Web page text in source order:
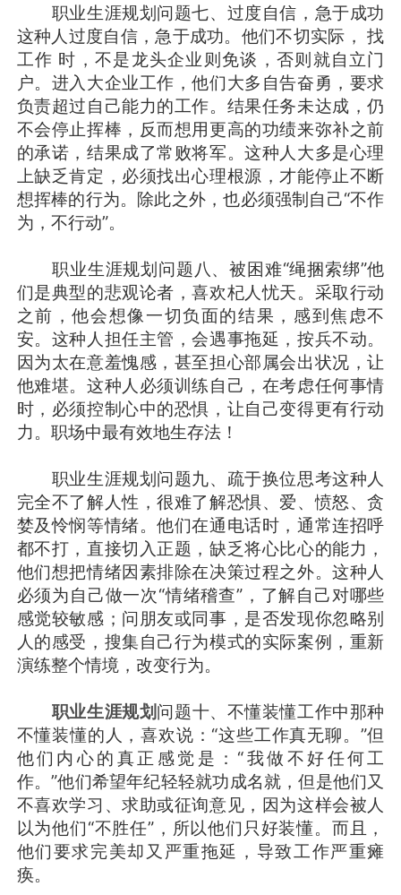
职业生涯规划问题七、过度自信，急于成功
这种人过度自信，急于成功。他们不切实际， 找
工作 时，不是龙头企业则免谈，否则就自立门
户。进入大企业工作，他们大多自告奋勇，要求
负责超过自己能力的工作。结果任务未达成，仍
不会停止挥棒，反而想用更高的功绩来弥补之前
的承诺，结果成了常败将军。这种人大多是心理
上缺乏肯定，必须找出心理根源，才能停止不断
想挥棒的行为。除此之外，也必须强制自己“不作
为，不行动”。
职业生涯规划问题八、被困难“绳捆索绑”他
们是典型的悲观论者，喜欢杞人忧天。采取行动
之前，他会想像一切负面的结果，感到焦虑不
安。这种人担任主管，会遇事拖延，按兵不动。
因为太在意羞愧感，甚至担心部属会出状况，让
他难堪。这种人必须训练自己，在考虑任何事情
时，必须控制心中的恐惧，让自己变得更有行动
力。职场中最有效地生存法！
职业生涯规划问题九、疏于换位思考这种人
完全不了解人性，很难了解恐惧、爱、愤怒、贪
婪及怜悯等情绪。他们在通电话时，通常连招呼
都不打，直接切入正题，缺乏将心比心的能力，
他们想把情绪因素排除在决策过程之外。这种人
必须为自己做一次“情绪稽查”，了解自己对哪些
感觉较敏感；问朋友或同事，是否发现你忽略别
人的感受，搜集自己行为模式的实际案例，重新
演练整个情境，改变行为。
职业生涯规划 问题十、不懂装懂工作中那种
不懂装懂的人，喜欢说：“这些工作真无聊。”但
他们内心的真正感觉是：“我做不好任何工
作。”他们希望年纪轻轻就功成名就，但是他们又
不喜欢学习、求助或征询意见，因为这样会被人
以为他们“不胜任”，所以他们只好装懂。而且，
他们要求完美却又严重拖延，导致工作严重瘫
痪。